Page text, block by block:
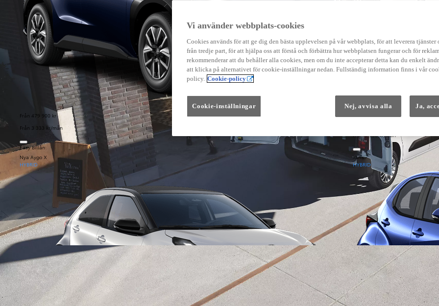
Från 479 900 kr
Från 3 333 kr/mån
Easy Billån
Från 3 958 kr/mån
Nya Aygo X
HYBRID
Yaris
HYBRID
Vi använder webbplats-cookies
Cookies används för att ge dig den bästa upplevelsen på vår webbplats, för att leverera tjänster
från tredje part, för att hjälpa oss att förstå och förbättra hur webbplatsen fungerar och för
rekommenderar att du behåller alla cookies, men om du inte accepterar detta kan du enkelt
att klicka på alternativet för cookie-inställningar nedan. Fullständig information finns i vår
policy. Cookie-policy
Cookie-inställningar Nej, avvisa alla Ja,